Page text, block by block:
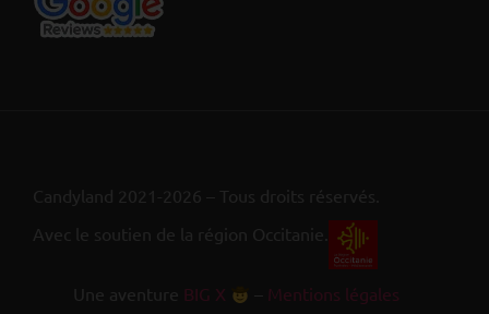
Candyland 2021-2026 – Tous droits réservés.
Avec le soutien de la région Occitanie.
Une aventure BIG X – Mentions légales